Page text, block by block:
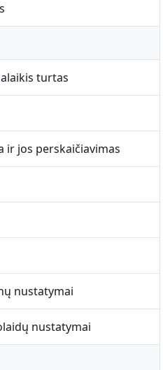
turtas
ir jos perskaičiavimas
nustatymai
nustatymai